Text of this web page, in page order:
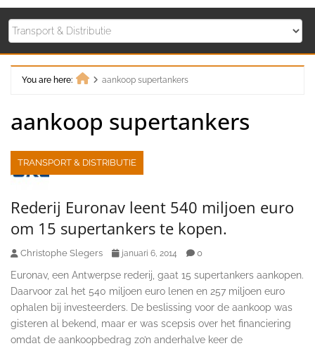
You are here:
aankoop supertankers
aankoop supertankers
TRANSPORT & DISTRIBUTIE
Rederij Euronav leent 540 miljoen euro
om 15 supertankers te kopen.
Christophe Slegers januari 6, 2014 0
Euronav, een Antwerpse rederij, gaat 15 supertankers aankopen.
Daarvoor zal het 540 miljoen euro lenen en 257 miljoen euro
ophalen bij investeerders. De beslissing voor de aankoop was
gisteren al bekend, maar er was scepsis over het financiering
omdat de aankoopbedrag zo’n anderhalve keer de